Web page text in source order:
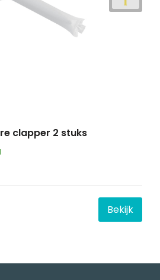
clapper 2 stuks
Bekijk